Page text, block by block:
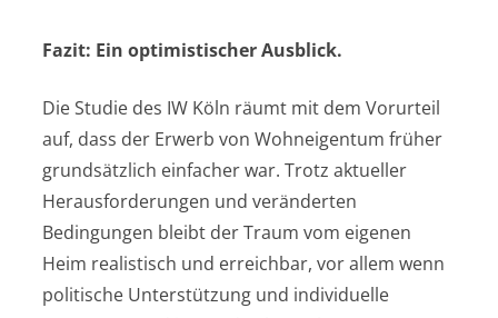
Fazit: Ein optimistischer Ausblick.
Die Studie des IW Köln räumt mit dem Vorurteil
auf, dass der Erwerb von Wohneigentum früher
grundsätzlich einfacher war. Trotz aktueller
Herausforderungen und veränderten
Bedingungen bleibt der Traum vom eigenen
Heim realistisch und erreichbar, vor allem wenn
politische Unterstützung und individuelle